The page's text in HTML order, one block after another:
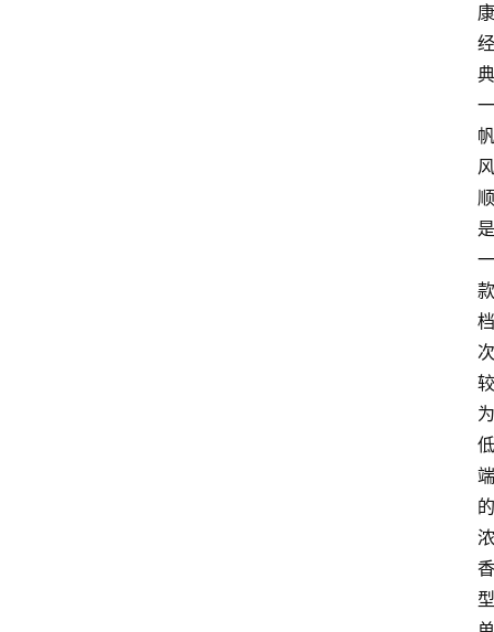
康
经
典
一
帆
风
顺
是
一
款
档
次
较
为
低
端
的
浓
香
型